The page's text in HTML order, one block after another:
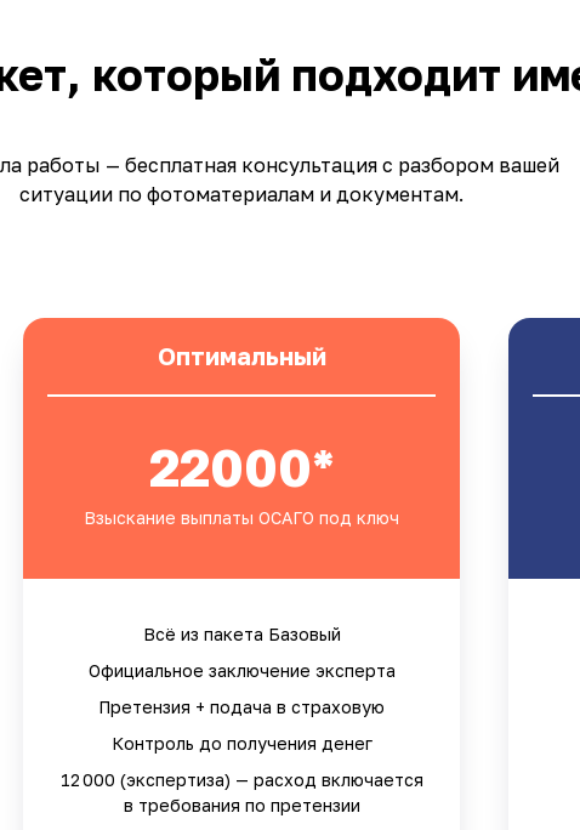
который подходит
работы — бесплатная консультация с разбором вашей
ситуации по фотоматериалам и документам.
Оптимальный
22000*
Взыскание выплаты ОСАГО под ключ
Всё из пакета Базовый
Официальное заключение эксперта
Претензия + подача в страховую
Контроль до получения денег
12 000 (экспертиза) — расход включается
в требования по претензии